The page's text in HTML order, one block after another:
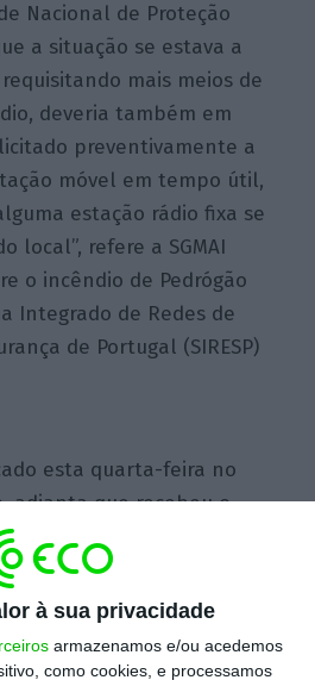
à sua privacidade
armazenamos e/ou acedemos
como cookies, e processamos
Nacional de Proteção
a situação se estava a
mais meios de
deveria também em
preventivamente a
móvel em tempo útil,
estação rádio fixa se
local”, refere a SGMAI
o incêndio de Pedrógão
Integrado de Redes de
de Portugal (SIRESP)
esta quarta-feira no
adianta que recebeu o
a estação móvel (base
com ligações satélite que
a rede SIRESP) às 21h15
do secretário de
Interna e da ANPC